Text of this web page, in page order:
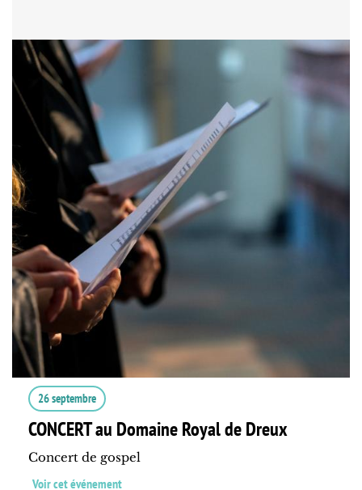
26 septembre
CONCERT au Domaine Royal de Dreux
Concert de gospel
Voir cet événement